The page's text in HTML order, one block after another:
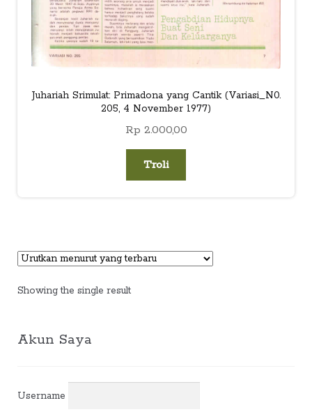
Juhariah Srimulat: Primadona yang Cantik (Variasi_N0.
205, 4 November 1977)
Rp 2.000,00
Troli
Showing the single result
Akun Saya
Username